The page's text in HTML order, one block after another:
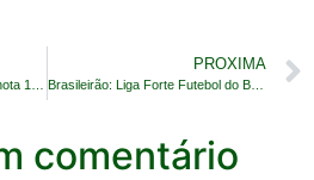
PROXIMA
Brasileirão: Liga Forte Futebol do Brasil x Libra
comentário